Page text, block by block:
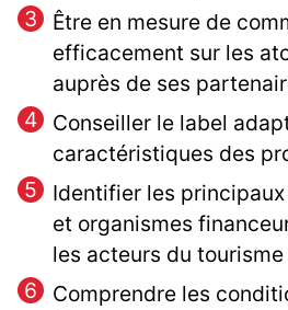
Être en mesure de
efficacement sur les
auprès de ses
Conseiller le label
caractéristiques des
Identifier les
et organismes
les acteurs du
Comprendre les